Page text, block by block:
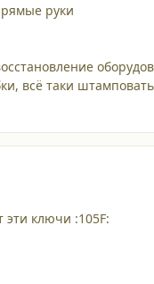
руки
всё таки
эти ключи :105F: